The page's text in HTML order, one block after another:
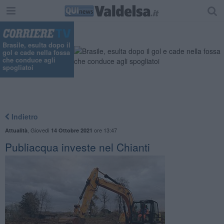
Brasile, esulta dopo il
gol e cade nella fossa
che conduce agli
spogliatoi
Indietro
Attualità Giovedì 14 Ottobre 2021 ore 13:47
Publiacqua investe nel Chianti